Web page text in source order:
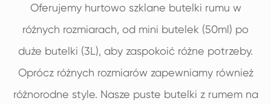
Oferujemy hurtowo szklane butelki rumu w
różnych rozmiarach, od mini butelek (50ml) po
duże butelki (3L), aby zaspokoić różne potrzeby.
Oprócz różnych rozmiarów zapewniamy również
różnorodne style. Nasze puste butelki z rumem na